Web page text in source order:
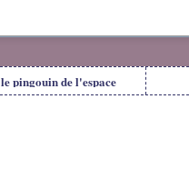
le pingouin de l'espace